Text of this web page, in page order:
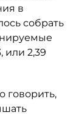
в
собрать
или 2,39
говорить,